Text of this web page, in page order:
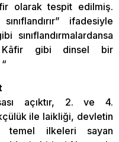
olarak tespit edilmiş.
ifadesiyle
sınıflandırmalardansa
Kâfir gibi dinsel bir
açıktır, 2. ve 4.
ile laikliği, devletin
temel ilkeleri sayan